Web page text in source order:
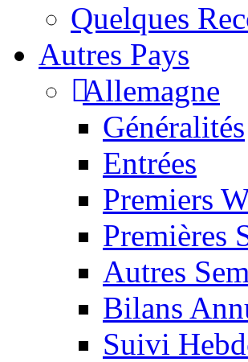
Quelques
Autres Pays
Allemagne
Généralités
Entrées
Premiers
Premières
Autres
Bilans
Suivi